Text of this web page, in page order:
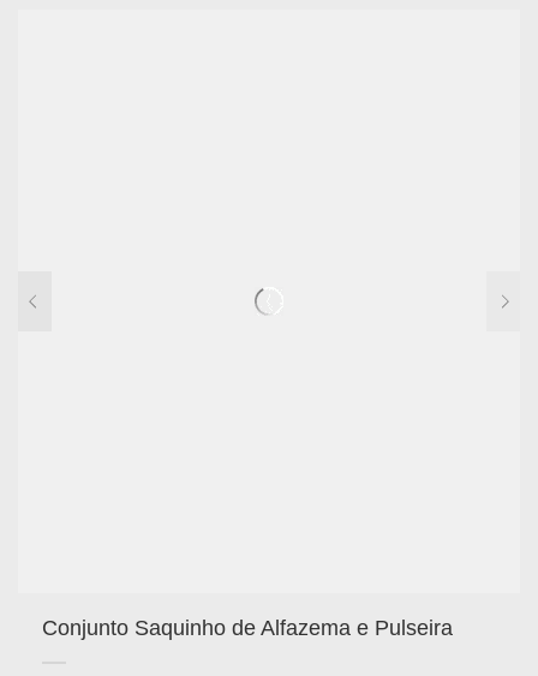
Conjunto Saquinho de Alfazema e Pulseira